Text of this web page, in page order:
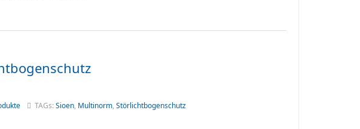
TAGs:Sioen, Multinorm, Störlichtbogenschutz